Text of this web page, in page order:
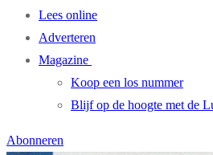
Lees online
Adverteren
Magazine
Koop een los nummer
Blijf op de hoogte met de
Abonneren